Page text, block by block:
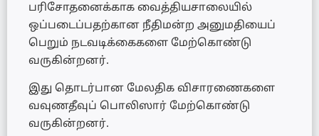
பரிசோதனைக்காக வைத்தியசாலையில்
ஒப்படைப்பதற்கான நீதிமன்ற அனுமதியைப்
பெறும் நடவடிக்கைகளை மேற்கொண்டு
வருகின்றனர்.
இது தொடர்பான மேலதிக விசாரணைகளை
வவுணதீவுப் பொலிஸார் மேற்கொண்டு
வருகின்றனர்.